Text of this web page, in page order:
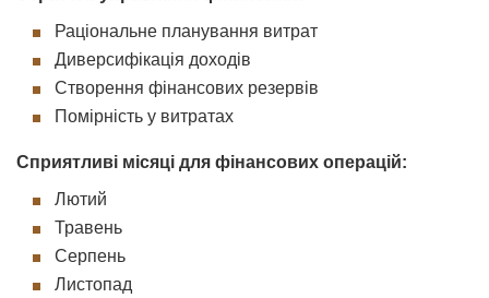
Раціональне планування витрат
Диверсифікація доходів
Створення фінансових резервів
Помірність у витратах
Сприятливі місяці для фінансових операцій:
Лютий
Травень
Серпень
Листопад